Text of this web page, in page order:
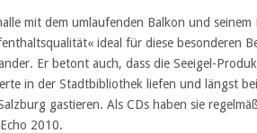
mit dem umlaufenden Balkon und
ideal für diese besonderen
Er betont auch, dass die Seeigel-
in der Stadtbibliothek liefen und längst
gastieren. Als CDs haben sie
2010.